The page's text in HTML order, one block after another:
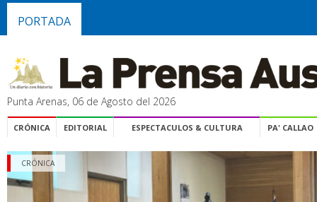
PORTADA
Punta Arenas, 06 de Agosto del 2026
CRÓNICA EDITORIAL ESPECTACULOS & CULTURA PA' CALLAO
CRÓNICA